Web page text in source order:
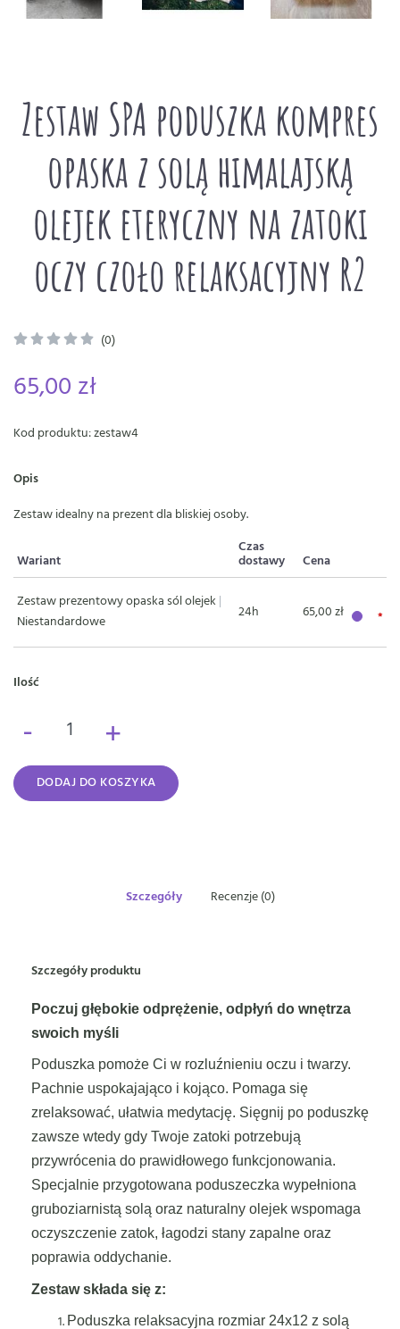
Zestaw SPA poduszka kompres
opaska z solą himalajską
olejek eteryczny na zatoki
oczy czoło relaksacyjny R2
(0)
65,00 zł
Kod produktu: zestaw4
Opis
Zestaw idealny na prezent dla bliskiej osoby.
Wariant
Czas
dostawy
Cena
Zestaw prezentowy opaska sól olejek|
Niestandardowe
24h 65,00 zł
Ilość
- +
DODAJ DO KOSZYKA
Szczegóły Recenzje (0)
Szczegóły produktu
Poczuj głębokie odprężenie, odpłyń do wnętrza
swoich myśli
Poduszka pomoże Ci w rozluźnieniu oczu i twarzy.
Pachnie uspokajająco i kojąco. Pomaga się
zrelaksować, ułatwia medytację. Sięgnij po poduszkę
zawsze wtedy gdy Twoje zatoki potrzebują
przywrócenia do prawidłowego funkcjonowania.
Specjalnie przygotowana poduszeczka wypełniona
gruboziarnistą solą oraz naturalny olejek wspomaga
oczyszczenie zatok, łagodzi stany zapalne oraz
poprawia oddychanie.
Zestaw składa się z:
Poduszka relaksacyjna rozmiar 24x12 z solą